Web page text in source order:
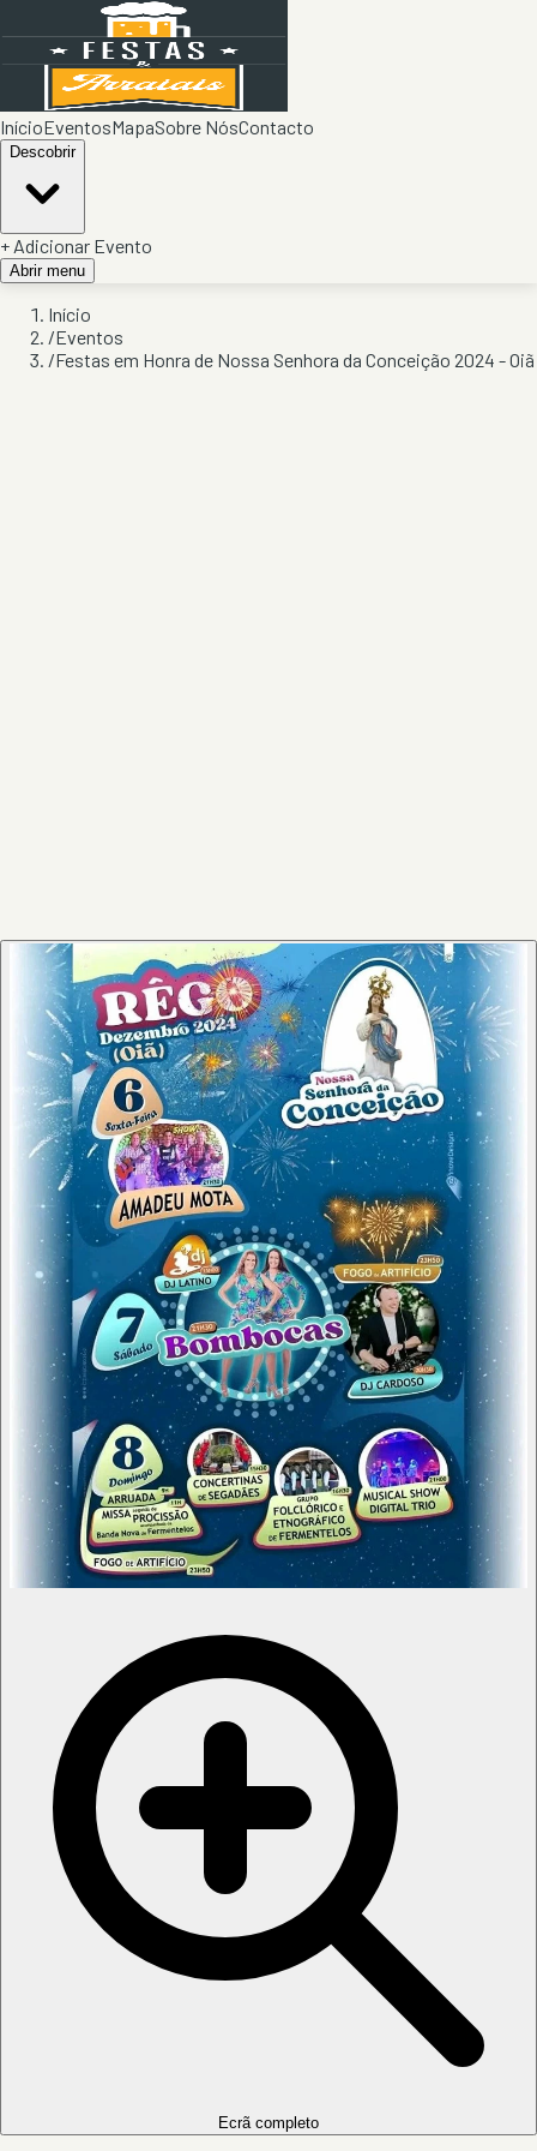
InícioEventosMapaSobre NósContacto
Descobrir
+ Adicionar Evento
Abrir menu
Início
/Eventos
/Festas em Honra de Nossa Senhora da Conceição 2024 - Oiã
Ecrã completo